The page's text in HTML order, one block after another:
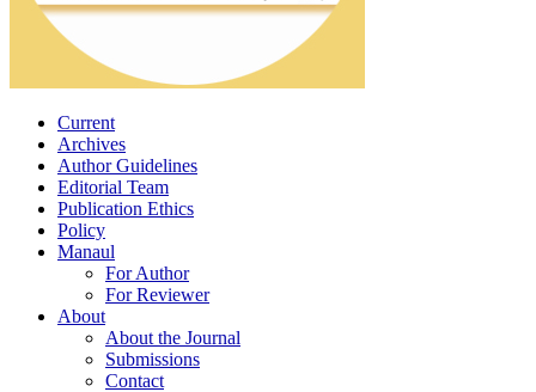
Current
Archives
Author Guidelines
Editorial Team
Publication Ethics
Policy
Manaul
For Author
For Reviewer
About
About the Journal
Submissions
Contact